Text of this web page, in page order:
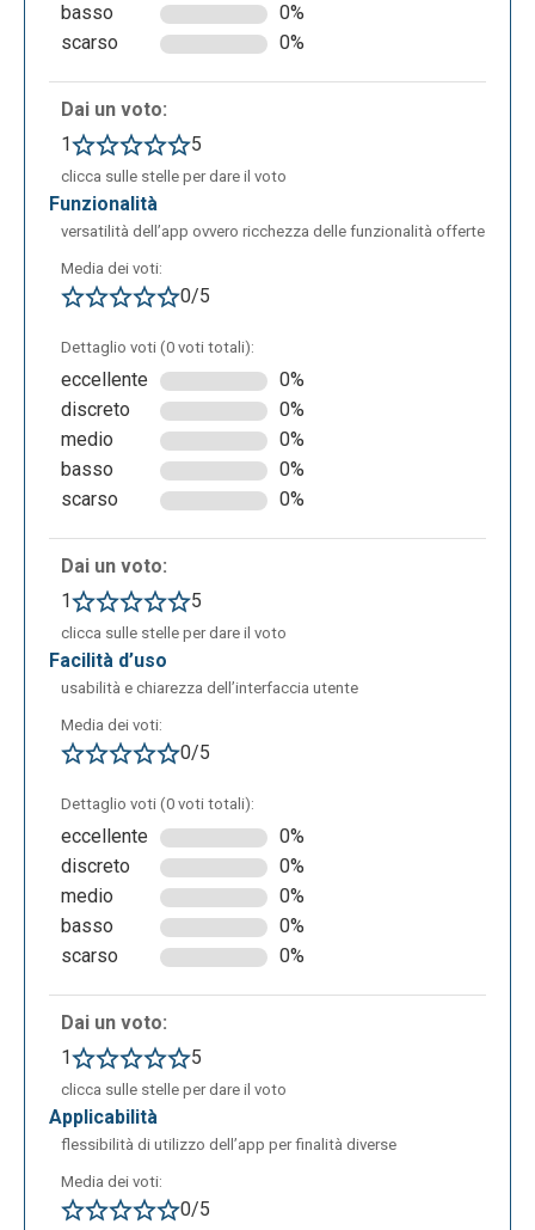
basso
0%
scarso
0%
Dai un voto:
1
5
clicca sulle stelle per dare il voto
funzionalità
versatilità dell’app ovvero ricchezza delle funzionalità offerte
Media dei voti:
0/5
Dettaglio voti (0 voti totali):
eccellente
0%
discreto
0%
medio
0%
basso
0%
scarso
0%
Dai un voto:
1
5
clicca sulle stelle per dare il voto
facilità d’uso
usabilità e chiarezza dell’interfaccia utente
Media dei voti:
0/5
Dettaglio voti (0 voti totali):
eccellente
0%
discreto
0%
medio
0%
basso
0%
scarso
0%
Dai un voto:
1
5
clicca sulle stelle per dare il voto
applicabilità
flessibilità di utilizzo dell’app per finalità diverse
Media dei voti:
0/5